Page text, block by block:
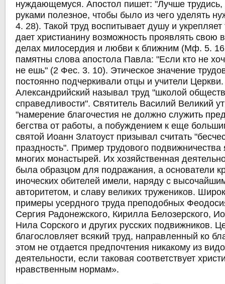
нуждающемуся. Апостол пишет: "Лучше
руками полезное, чтобы было из чего уделять
4. 28). Такой труд воспитывает душу и укрепляет
дает христианину возможность проявлять свою
делах милосердия и любви к ближним (Мф. 5.
памятны слова апостола Павла: "Если кто не
не ешь" (2 Фес. 3. 10). Этическое значение
постоянно подчеркивали отцы и учители
Александрийский называл труд "школой
справедливости". Святитель Василий Великий
"намерение благочестия не должно служить
бегства от работы, а побуждением к еще
святой Иоанн Златоуст призывал считать
праздность". Пример трудового подвижничества
многих монастырей. Их хозяйственная
была образцом для подражания, а основатели
иноческих обителей имели, наряду с
авторитетом, и славу великих тружеников.
примеры усердного труда преподобных
Сергия Радонежского, Кирилла Белозерского,
Нила Сорского и других русских подвижников.
благословляет всякий труд, направленный ко
этом не отдается предпочтения никакому из
деятельности, если таковая соответствует
нравственным нормам».